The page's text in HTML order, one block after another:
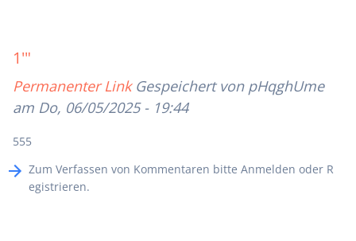
1'"
Permanenter Link Gespeichert von pHqghUme
am Do, 06/05/2025 - 19:44
555
Zum Verfassen von Kommentaren bitte Anmelden oder R
egistrieren.